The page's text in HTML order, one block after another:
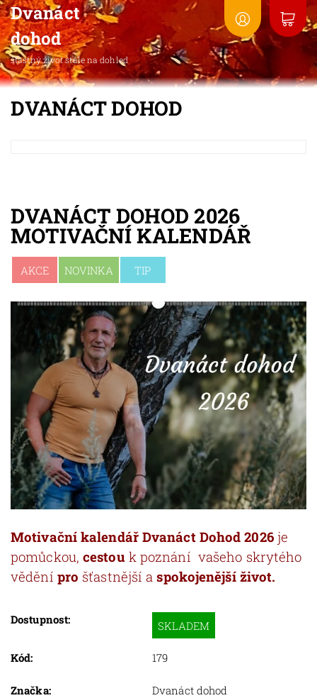
Dvanáct
dohod
šťastný život stále na dohled
DVANÁCT DOHOD
DVANÁCT DOHOD 2026
MOTIVAČNÍ KALENDÁŘ
AKCE NOVINKA TIP
Motivační kalendář Dvanáct Dohod 2026 je
pomůckou, cestouk poznání vašeho skrytého
vědění pro šťastnější aspokojenější život.
Dostupnost: SKLADEM
Kód: 179
Značka: Dvanáct dohod